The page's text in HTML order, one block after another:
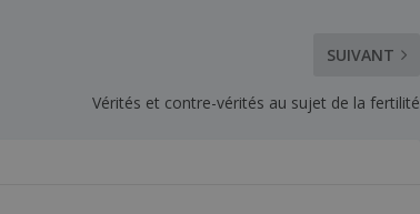
SUIVANT
Vérités et contre-vérités au sujet de la fertilité